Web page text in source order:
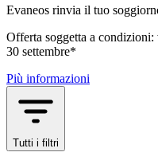
Evaneos rinvia il tuo
Offerta soggetta a
30 settembre*
Più informazioni
Tutti i filtri